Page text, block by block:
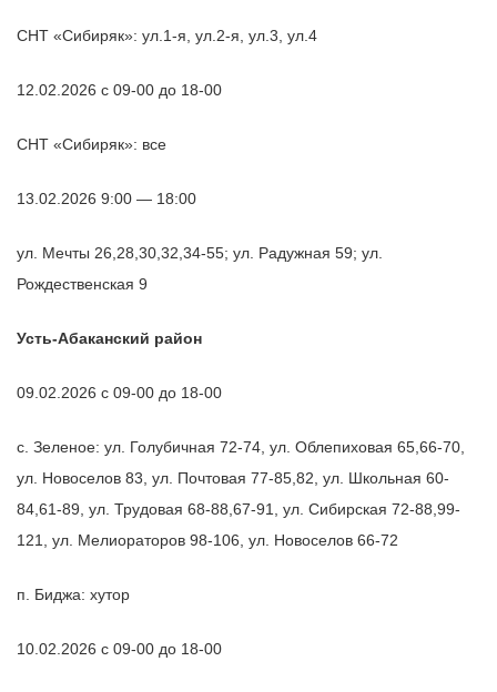
СНТ «Сибиряк»: ул.1-я, ул.2-я, ул.3, ул.4
12.02.2026 с 09-00 до 18-00
СНТ «Сибиряк»: все
13.02.2026 9:00 — 18:00
ул. Мечты 26,28,30,32,34-55; ул. Радужная 59; ул.
Рождественская 9
Усть-Абаканский район
09.02.2026 с 09-00 до 18-00
с. Зеленое: ул. Голубичная 72-74, ул. Облепиховая 65,66-70,
ул. Новоселов 83, ул. Почтовая 77-85,82, ул. Школьная 60-
84,61-89, ул. Трудовая 68-88,67-91, ул. Сибирская 72-88,99-
121, ул. Мелиораторов 98-106, ул. Новоселов 66-72
п. Биджа: хутор
10.02.2026 с 09-00 до 18-00